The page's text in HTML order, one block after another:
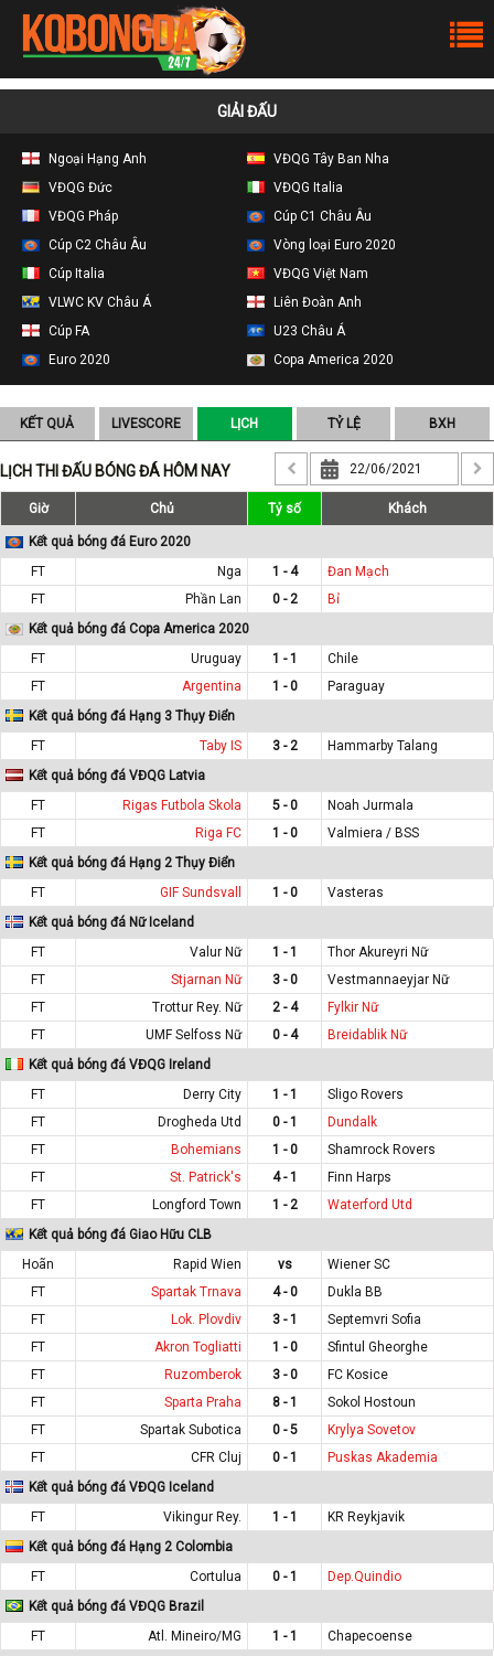
GIẢI ĐẤU
Ngoại Hạng Anh
VĐQG Tây Ban Nha
VĐQG Đức
VĐQG Italia
VĐQG Pháp
Cúp C1 Châu Âu
Cúp C2 Châu Âu
Vòng loại Euro 2020
Cúp Italia
VĐQG Việt Nam
VLWC KV Châu Á
Liên Đoàn Anh
Cúp FA
U23 Châu Á
Euro 2020
Copa America 2020
KẾT QUẢ LIVESCORE LỊCH TỶ LỆ BXH
LỊCH THI ĐẤU BÓNG ĐÁ HÔM NAY
Giờ Chủ Tỷ số Khách
Kết quả bóng đá Euro 2020
FT
Nga 1 - 4
Đan Mạch
FT
Phần Lan 0 - 2
Bỉ
Kết quả bóng đá Copa America 2020
FT
Uruguay 1 - 1
Chile
FT
Argentina 1 - 0
Paraguay
Kết quả bóng đá Hạng 3 Thụy Điển
FT
Taby IS 3 - 2
Hammarby Talang
Kết quả bóng đá VĐQG Latvia
FT
Rigas Futbola Skola 5 - 0
Noah Jurmala
FT
Riga FC 1 - 0
Valmiera / BSS
Kết quả bóng đá Hạng 2 Thụy Điển
FT
GIF Sundsvall 1 - 0
Vasteras
Kết quả bóng đá Nữ Iceland
FT
Valur Nữ 1 - 1
Thor Akureyri Nữ
FT
Stjarnan Nữ 3 - 0
Vestmannaeyjar Nữ
FT
Trottur Rey. Nữ 2 - 4
Fylkir Nữ
FT
UMF Selfoss Nữ 0 - 4
Breidablik Nữ
Kết quả bóng đá VĐQG Ireland
FT
Derry City 1 - 1
Sligo Rovers
FT
Drogheda Utd 0 - 1
Dundalk
FT
Bohemians 1 - 0
Shamrock Rovers
FT
St. Patrick's 4 - 1
Finn Harps
FT
Longford Town 1 - 2
Waterford Utd
Kết quả bóng đá Giao Hữu CLB
Hoãn
Rapid Wien vs
Wiener SC
FT
Spartak Trnava 4 - 0
Dukla BB
FT
Lok. Plovdiv 3 - 1
Septemvri Sofia
FT
Akron Togliatti 1 - 0
Sfintul Gheorghe
FT
Ruzomberok 3 - 0
FC Kosice
FT
Sparta Praha 8 - 1
Sokol Hostoun
FT
Spartak Subotica 0 - 5
Krylya Sovetov
FT
CFR Cluj 0 - 1
Puskas Akademia
Kết quả bóng đá VĐQG Iceland
FT
Vikingur Rey. 1 - 1
KR Reykjavik
Kết quả bóng đá Hạng 2 Colombia
FT
Cortulua 0 - 1
Dep.Quindio
Kết quả bóng đá VĐQG Brazil
FT
Atl. Mineiro/MG 1 - 1
Chapecoense